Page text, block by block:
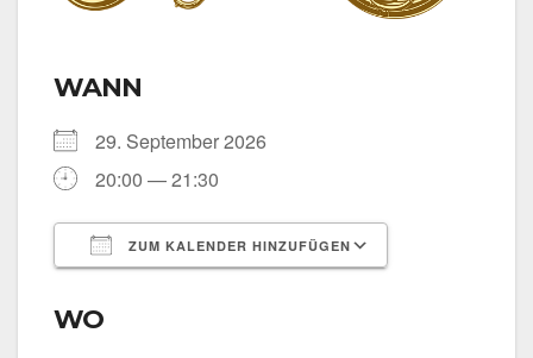
WANN
29. Sep­tem­ber 2026
20:00 — 21:30
ZUM KALENDER HINZUFÜGEN
WO